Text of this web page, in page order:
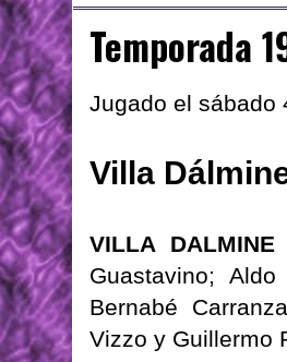
Temporada
Jugado el sábado
Villa
VILLA
Guastavino;
Bernabé
Vizzo y Guillermo